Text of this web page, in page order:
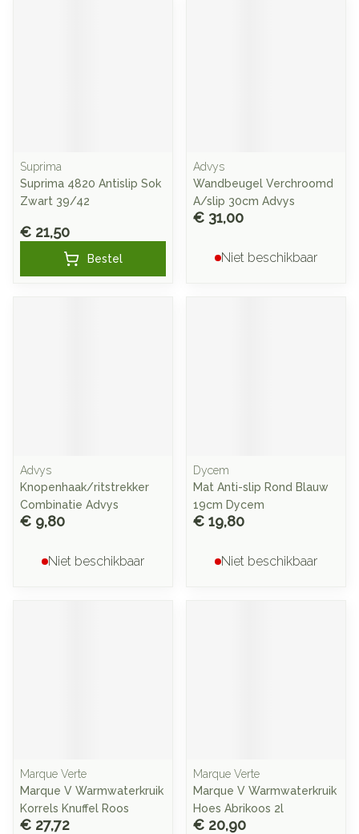
Suprima
Suprima 4820 Antislip Sok
Zwart 39/42
€ 21,50
Bestel
Advys
Wandbeugel Verchroomd
A/slip 30cm Advys
€ 31,00
Niet beschikbaar
Advys
Knopenhaak/ritstrekker
Combinatie Advys
€ 9,80
Niet beschikbaar
Dycem
Mat Anti-slip Rond Blauw
19cm Dycem
€ 19,80
Niet beschikbaar
Marque Verte
Marque V Warmwaterkruik
Korrels Knuffel Roos
€ 27,72
Marque Verte
Marque V Warmwaterkruik
Hoes Abrikoos 2l
€ 20,90